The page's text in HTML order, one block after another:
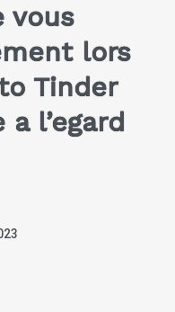
vous
lors
Tinder
l’egard